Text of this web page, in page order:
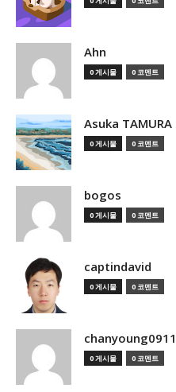
Ahn
0 게시물 0 코멘트
Asuka TAMURA
0 게시물 0 코멘트
bogos
0 게시물 0 코멘트
captindavid
0 게시물 0 코멘트
chanyoung0911
0 게시물 0 코멘트